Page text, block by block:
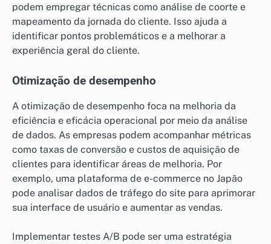
podem empregar técnicas como análise de coorte e
mapeamento da jornada do cliente. Isso ajuda a
identificar pontos problemáticos e a melhorar a
experiência geral do cliente.
Otimização de desempenho
A otimização de desempenho foca na melhoria da
eficiência e eficácia operacional por meio da análise
de dados. As empresas podem acompanhar métricas
como taxas de conversão e custos de aquisição de
clientes para identificar áreas de melhoria. Por
exemplo, uma plataforma de e-commerce no Japão
pode analisar dados de tráfego do site para aprimorar
sua interface de usuário e aumentar as vendas.
Implementar testes A/B pode ser uma estratégia